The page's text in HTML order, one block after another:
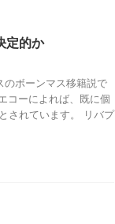
定的か
のボーンマス移籍説で
コーによれば、既に個
されています。 リバプ